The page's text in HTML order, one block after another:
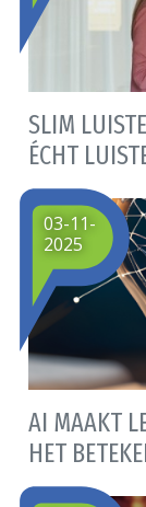
SLIM
ÉCHT
AI MAAKT
HET
03-11-
2025